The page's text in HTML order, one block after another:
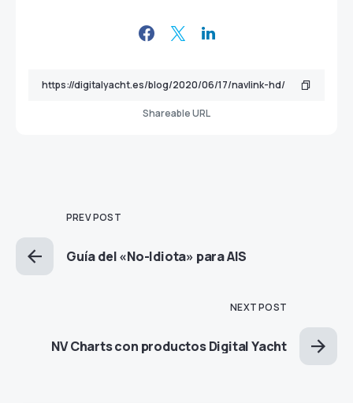
Shareable URL
PREV POST
Guía del «No-Idiota» para AIS
NEXT POST
NV Charts con productos Digital Yacht